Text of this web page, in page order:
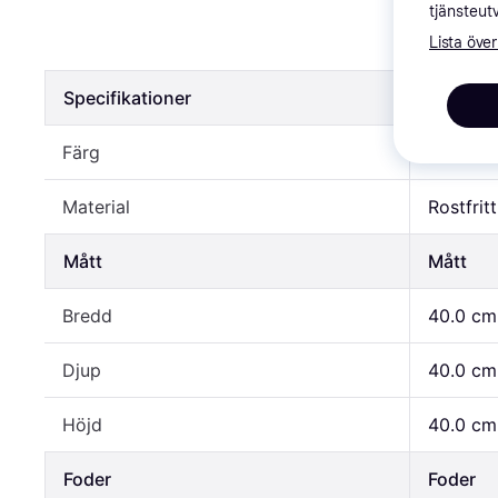
Moser
104 kr
Specifikationer
Färg
Material
Mått Mått
Bredd 40.0 cm
Djup 40.0 cm
Höjd 40.0 cm
Foder Foder
Lista